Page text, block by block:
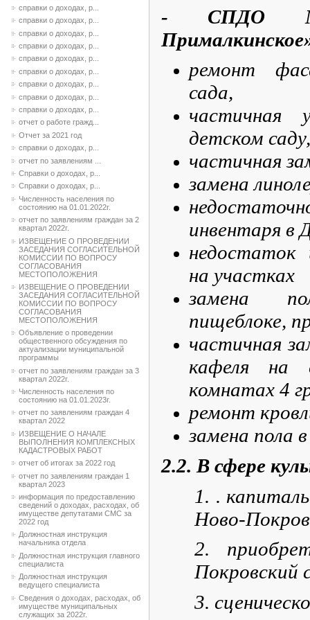
справки о доходах, р...
справки о доходах, р...
справки о доходах, р...
справки о доходах, р...
справки о доходах, р...
справки о доходах, р...
справки о доходах, р...
справки о доходах, р...
справки о доходах, р...
отчет о работе гражд...
Отчет за 2021 год
справки о доходах, р...
отчет по заявлениям ...
Справки о доходах, р...
Справки о доходах, р...
Численность населения по
состоянию на 01.01.2022г.
отчет по заявлениям граждан за 2
квартал 2022г.
ИЗВЕЩЕНИЕ О ПРОВЕДЕНИИ
ЗАСЕДАНИЯ СОГЛАСИТЕЛЬНОЙ
КОМИССИИ ПО ВОПРОСУ
СОГЛАСОВАНИЯ
МЕСТОПОЛОЖЕНИЯ
ИЗВЕЩЕНИЕ О ПРОВЕДЕНИИ
ЗАСЕДАНИЯ СОГЛАСИТЕЛЬНОЙ
КОМИССИИ ПО ВОПРОСУ
СОГЛАСОВАНИЯ
МЕСТОПОЛОЖЕНИЯ
Объявление о проведении
общественного обсуждения по
актуализации муниципальной
программы
отчет по заявлениям граждан за 3
квартал 2022г.
Численность населения по
состоянию на 01.01.2023г.
отчет по заявлениям граждан 4
квартал 2022
ИЗВЕЩЕНИЕ О НАЧАЛЕ
ВЫПОЛНЕНИЯ КОМПЛЕКСНЫХ
КАДАСТРОВЫХ РАБОТ
отчет об итогах за 2022 год
отчет по заявлениям граждан 1
квартал 2023
информация по предоставлению
сведений о доходах, расходах, об
имуществе депутатами СМС за
2022 год
Должностная инструкция
начальника отдела
Должностная инструкция главного
специалиста
Должностная инструкция
ведущего специалиста
Сведения о доходах, расходах, об
имуществе муниципальных
служащих за 2022г.
- СПДО
ремонт
сада,
частичная
детском саду,
частичная
замена
инвентаря в
недостаток
на участках
замена
пищеблоке,
частичная
кафеля на
комнатах 4
ремонт
замена пола
2.2. В сфере
1. .
Ново-
2.
Покровский
3.